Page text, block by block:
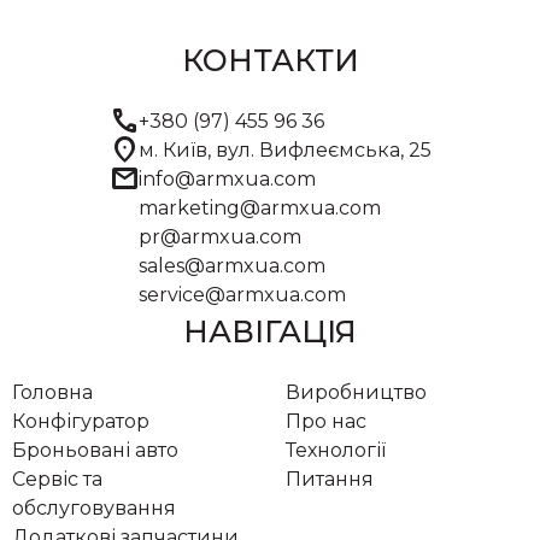
КОНТАКТИ
call+380 (97) 455 96 36
location_on м. Київ, вул. Вифлеємська, 25
mailinfo@armxua.com
marketing@armxua.com
pr@armxua.com
sales@armxua.com
service@armxua.com
НАВІГАЦІЯ
Головна
Виробництво
Конфігуратор
Про нас
Броньовані авто
Технології
Сервіс та
обслуговування
Питання